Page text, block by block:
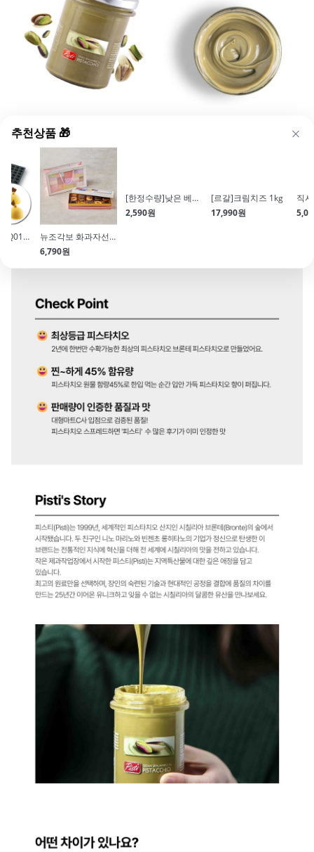
추천상품 🎁
[실리코마트]SQ015 MINI HALF-SPHERE ø35xH17.5
뉴조각보 화과자선물세트(10구)
6,790원